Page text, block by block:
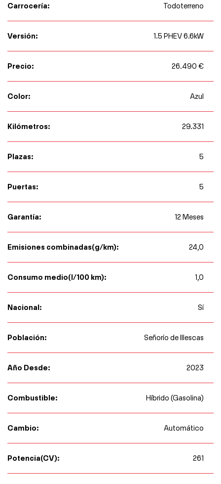
Carrocería: Todoterreno
Versión: 1.5 PHEV 6.6kW
Precio: 26.490 €
Color: Azul
Kilómetros: 29.331
Plazas: 5
Puertas: 5
Garantía: 12 Meses
Emisiones combinadas(g/km): 24,0
Consumo medio(l/100 km): 1,0
Nacional: Sí
Población: Señorío de Illescas
Año Desde: 2023
Combustible: Híbrido (Gasolina)
Cambio: Automático
Potencia(CV): 261